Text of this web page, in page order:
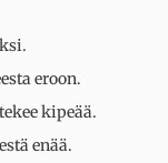
eroon.
kipeää.
enää.